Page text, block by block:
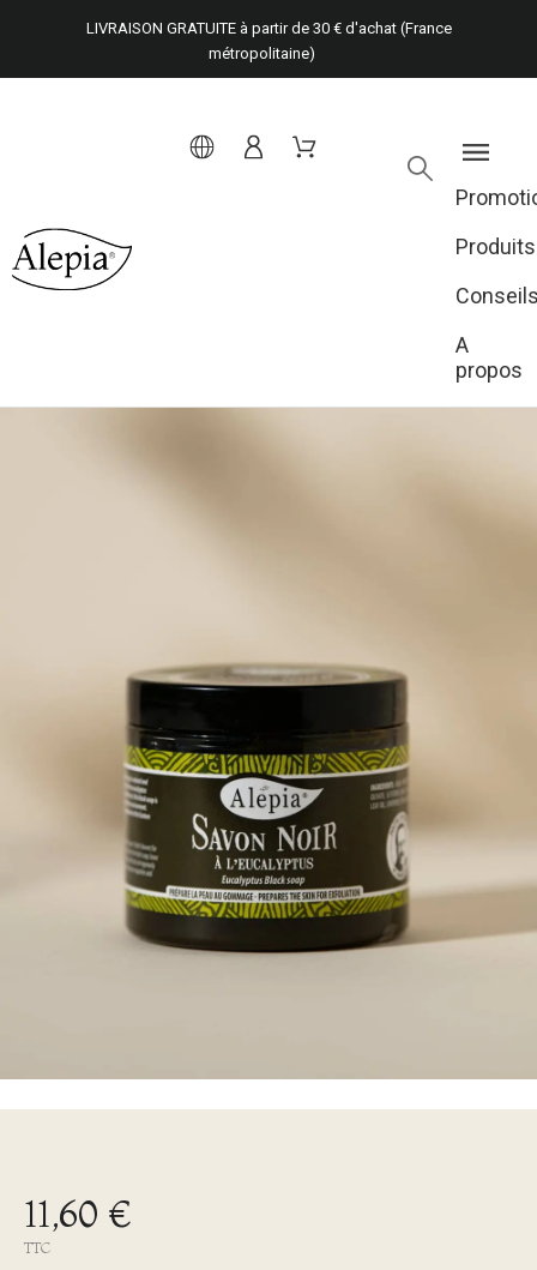
LIVRAISON GRATUITE à partir de 30 € d'achat (France
métropolitaine)
Produits
A
propos
11,60 €
TTC